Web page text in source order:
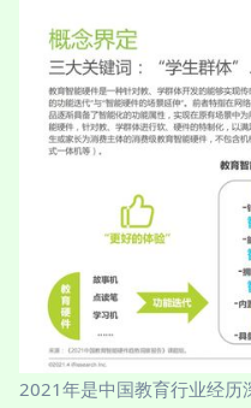
2021年是中国教育行业经历